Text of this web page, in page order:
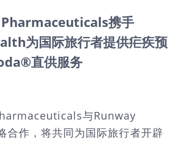
携手
为国际旅行者提供疟疾预
直供服务
与Runway
合作，将共同为国际旅行者开辟